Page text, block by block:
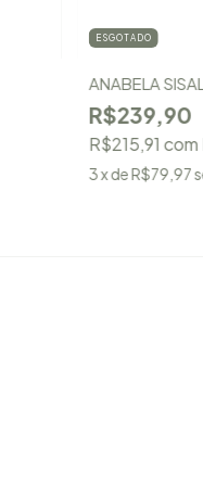
ESGOTADO
ANABELA
R$239,90
R$215,91 com
3x deR$79,97